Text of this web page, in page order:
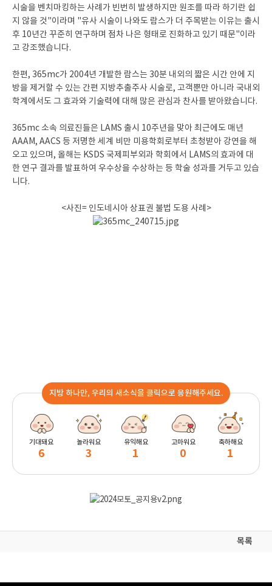
시술을 벤치마킹하는 사례가 빈번히 발생하지만 원조를 따라 하기란 쉽
지 않을 것"이라며 "유사 시술이 나와도 람스가 더 주목받는 이유는 출시
후 10년간 꾸준히 연구하며 점차 나은 형태로 진화하고 있기 때문"이라
고 강조했습니다.
한편, 365mc가 2004년 개발한 람스는 30분 내외의 짧은 시간 안에 지
방을 제거할 수 있는 간편 지방추출주사 시술로, 고객뿐만 아니라 국내외
학계에서도 그 효과와 기술력에 대해 많은 관심과 찬사를 받아왔습니다.
365mc 소속 의료진들은 LAMS 출시 10주년을 맞아 최근에도 매년
AAAM, AACS 등 저명한 세계 비만 미용학회로부터 초청받아 강연을 해
오고 있으며, 올해는 KSDS 국제피부외과 학회에서 LAMS의 효과에 대
한 연구 결과를 발표하여 우수상을 수상하는 등 학술 성과를 거두고 있습
니다.
<사진= 인도네시아 상표권 불법 도용 사례>
지방 하나만, 우리의 새소식을 클릭으로 응원해주세요.
기대돼요
6
놀라워요
3
유익해요
1
고마워요
0
축하해요
1
목록